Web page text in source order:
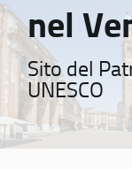
nel
Sito del
UNESCO